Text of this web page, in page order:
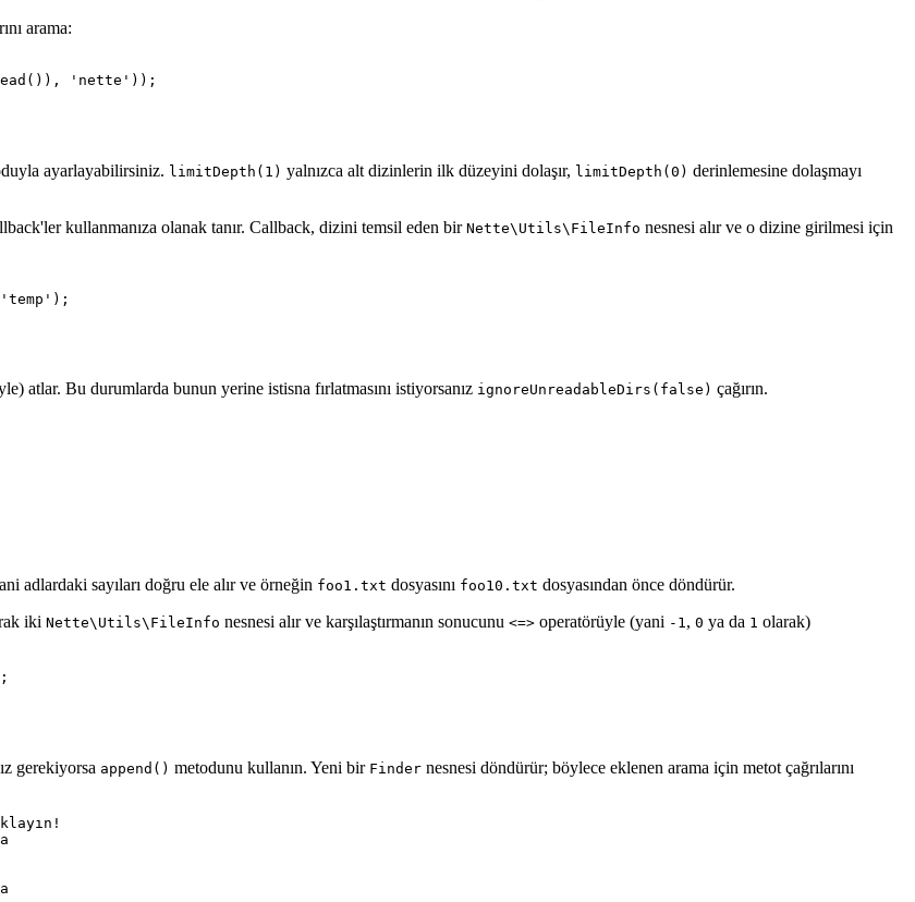
arama:
ayarlayabilirsiniz. limitDepth(1) yalnızca alt dizinlerin ilk düzeyini dolaşır, limitDepth(0) derinlemesine dolaşmayı
kullanmanıza olanak tanır. Callback, dizini temsil eden bir Nette\Utils\FileInfo nesnesi alır ve o dizine girilmesi için
atlar. Bu durumlarda bunun yerine istisna fırlatmasını istiyorsanız ignoreUnreadableDirs(false) çağırın.
adlardaki sayıları doğru ele alır ve örneğin foo1.txt dosyasını foo10.txt dosyasından önce döndürür.
iki Nette\Utils\FileInfo nesnesi alır ve karşılaştırmanın sonucunu <=> operatörüyle (yani -1, 0 ya da 1 olarak)
gerekiyorsa append() metodunu kullanın. Yeni bir Finder nesnesi döndürür; böylece eklenen arama için metot çağrılarını